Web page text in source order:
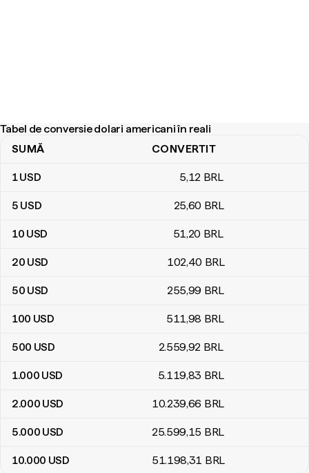
Tabel de conversie dolari americani în reali
Tabel de conversie dolari americani în reali
SUMĂ CONVERTIT
1USD 5,12 BRL
5 USD 25,60 BRL
10 USD 51,20 BRL
20 USD 102,40 BRL
50 USD 255,99 BRL
100 USD 511,98 BRL
500 USD 2.559,92 BRL
1.000 USD 5.119,83 BRL
2.000 USD 10.239,66 BRL
5.000 USD 25.599,15 BRL
10.000 USD 51.198,31 BRL